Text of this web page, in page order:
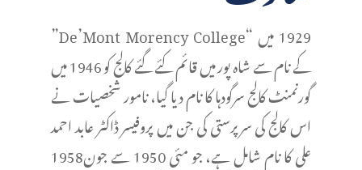
1929 میں “De’Mont Morency College”
کے نام سے شاہ پور میں قائم کئے گئے کالج کو 1946 میں
گورنمنٹ کالج سرگودہا کا نام دیا گیا، نامور شخصیات نے
اس کالج کی سرپرستی کی جن میں پروفیسر ڈاکٹر عابد احمد
علی کا نام شامل ہے، جو مئی 1950 سے جون1958